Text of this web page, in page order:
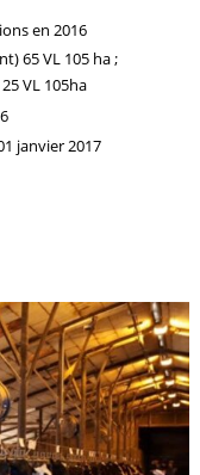
en 2016
65 VL 105 ha ;
VL 105ha
janvier 2017